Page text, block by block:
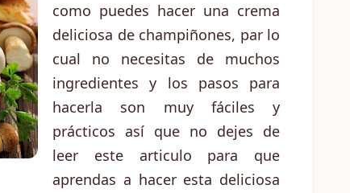
como puedes hacer una crema
deliciosa de champiñones, par lo
cual no necesitas de muchos
ingredientes y los pasos para
hacerla son muy fáciles y
prácticos así que no dejes de
leer este articulo para que
aprendas a hacer esta deliciosa